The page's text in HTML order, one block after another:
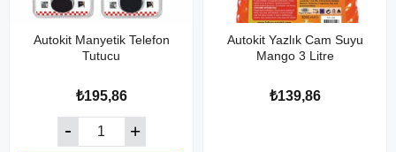
Autokit Manyetik Telefon
Tutucu
₺195,86
Autokit Yazlık Cam Suyu
Mango 3 Litre
₺139,86